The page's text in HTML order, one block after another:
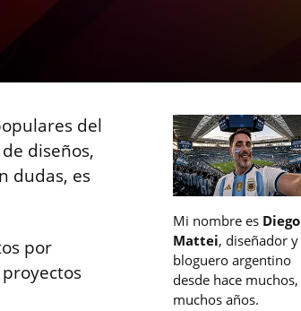
del
diseños,
dudas, es
por
Mi nombre es Diego
Mattei, diseñador y
bloguero argentino
desde hace muchos,
muchos años.